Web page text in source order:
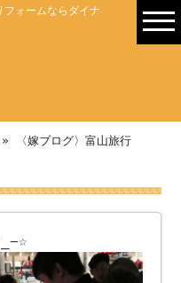
ォームならダイナ
» 〈嫁ブログ〉富山旅行